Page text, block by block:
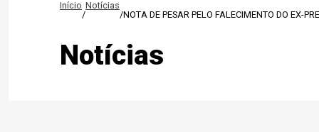
Início
/
Notícias
/NOTA DE PESAR PELO FALECIMENTO DO EX-
Notícias